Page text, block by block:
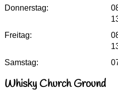
Donnerstag:
Freitag:
Samstag:
Whisky Church Ground